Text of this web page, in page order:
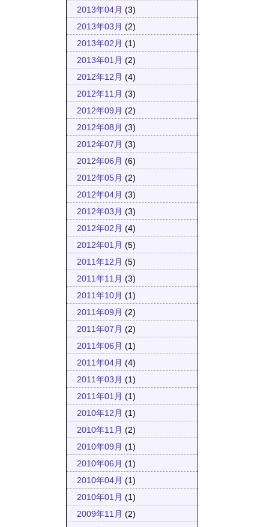
2013年04月 (3)
2013年03月 (2)
2013年02月 (1)
2013年01月 (2)
2012年12月 (4)
2012年11月 (3)
2012年09月 (2)
2012年08月 (3)
2012年07月 (3)
2012年06月 (6)
2012年05月 (2)
2012年04月 (3)
2012年03月 (3)
2012年02月 (4)
2012年01月 (5)
2011年12月 (5)
2011年11月 (3)
2011年10月 (1)
2011年09月 (2)
2011年07月 (2)
2011年06月 (1)
2011年04月 (4)
2011年03月 (1)
2011年01月 (1)
2010年12月 (1)
2010年11月 (2)
2010年09月 (1)
2010年06月 (1)
2010年04月 (1)
2010年01月 (1)
2009年11月 (2)